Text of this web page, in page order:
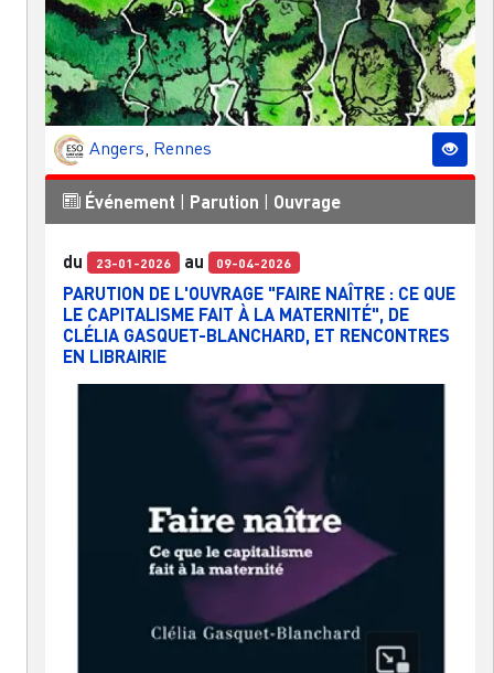
Angers Rennes
Événement | Parution | Ouvrage
du 23-01-2026 au 09-04-2026
PARUTION DE L'OUVRAGE "FAIRE NAÎTRE : CE QUE
LE CAPITALISME FAIT À LA MATERNITÉ", DE
CLÉLIA GASQUET-BLANCHARD, ET RENCONTRES
EN LIBRAIRIE